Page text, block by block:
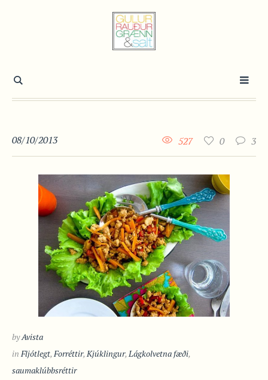
08/10/2013 3
0
527
byAvista
in Fljótlegt, Forréttir, Kjúklingur, Lágkolvetna fæði,
saumaklúbbsréttir